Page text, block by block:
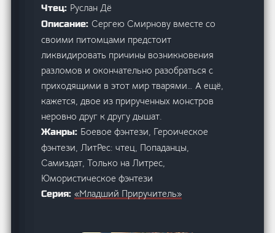
Чтец: Руслан Дё
Описание:Сергею Смирнову вместе со
своими питомцами предстоит
ликвидировать причины возникновения
разломов и окончательно разобраться с
приходящими в этот мир тварями… А ещё,
кажется, двое из прирученных монстров
неровно друг к другу дышат.
Жанры: Боевое фэнтези, Героическое
фэнтези, ЛитРес: чтец, Попаданцы,
Самиздат, Только на Литрес,
Юмористическое фэнтези
Серия:«Младший Приручитель»